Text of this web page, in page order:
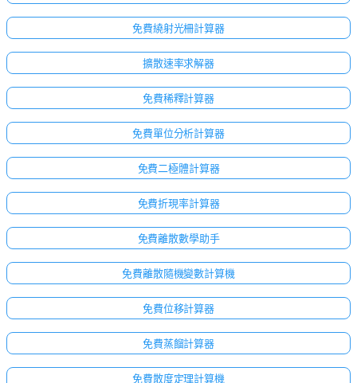
免費繞射光柵計算器
擴散速率求解器
免費稀釋計算器
免費單位分析計算器
免費二極體計算器
免費折現率計算器
免費離散數學助手
免費離散隨機變數計算機
免費位移計算器
免費蒸餾計算器
免費散度定理計算機